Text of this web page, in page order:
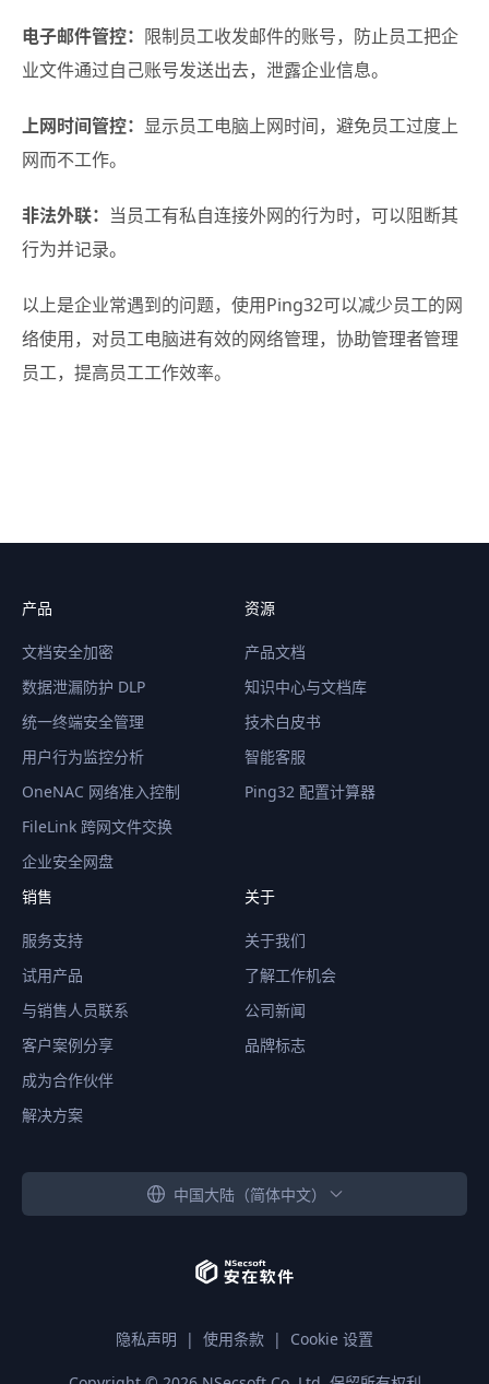
电子邮件管控： 限制员工收发邮件的账号，防止员工把企
业文件通过自己账号发送出去，泄露企业信息。
上网时间管控： 显示员工电脑上网时间，避免员工过度上
网而不工作。
非法外联： 当员工有私自连接外网的行为时，可以阻断其
行为并记录。
以上是企业常遇到的问题，使用Ping32可以减少员工的网
络使用，对员工电脑进有效的网络管理，协助管理者管理
员工，提高员工工作效率。
产品
文档安全加密
数据泄漏防护 DLP
统一终端安全管理
用户行为监控分析
OneNAC 网络准入控制
FileLink 跨网文件交换
企业安全网盘
资源
产品文档
知识中心与文档库
技术白皮书
智能客服
Ping32 配置计算器
销售
服务支持
试用产品
与销售人员联系
客户案例分享
成为合作伙伴
解决方案
关于
关于我们
了解工作机会
公司新闻
品牌标志
中国大陆（简体中文）
隐私声明 | 使用条款 | Cookie 设置